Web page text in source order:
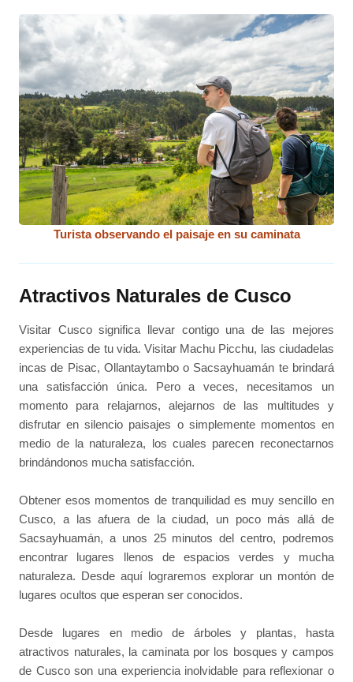
Turista observando el paisaje en su caminata
Atractivos Naturales de Cusco
Visitar Cusco significa llevar contigo una de las mejores
experiencias de tu vida. Visitar Machu Picchu, las ciudadelas
incas de Pisac, Ollantaytambo o Sacsayhuamán te brindará
una satisfacción única. Pero a veces, necesitamos un
momento para relajarnos, alejarnos de las multitudes y
disfrutar en silencio paisajes o simplemente momentos en
medio de la naturaleza, los cuales parecen reconectarnos
brindándonos mucha satisfacción.
Obtener esos momentos de tranquilidad es muy sencillo en
Cusco, a las afuera de la ciudad, un poco más allá de
Sacsayhuamán, a unos 25 minutos del centro, podremos
encontrar lugares llenos de espacios verdes y mucha
naturaleza. Desde aquí lograremos explorar un montón de
lugares ocultos que esperan ser conocidos.
Desde lugares en medio de árboles y plantas, hasta
atractivos naturales, la caminata por los bosques y campos
de Cusco son una experiencia inolvidable para reflexionar o